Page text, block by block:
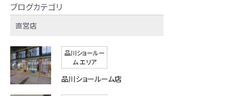
ブログカテゴリ
直営店
品川ショールー
ム エリア
品川ショールーム店